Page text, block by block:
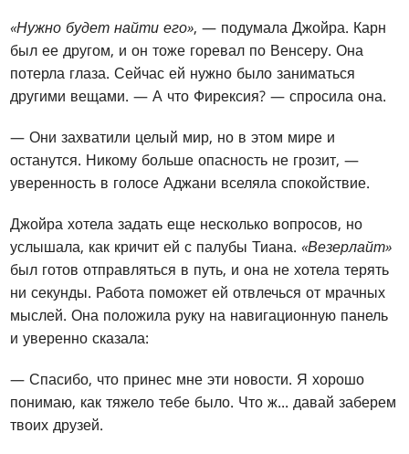
«Нужно будет найти его», — подумала Джойра. Карн
был ее другом, и он тоже горевал по Венсеру. Она
потерла глаза. Сейчас ей нужно было заниматься
другими вещами. — А что Фирексия? — спросила она.
— Они захватили целый мир, но в этом мире и
останутся. Никому больше опасность не грозит, —
уверенность в голосе Аджани вселяла спокойствие.
Джойра хотела задать еще несколько вопросов, но
услышала, как кричит ей с палубы Тиана.«Везерлайт»
был готов отправляться в путь, и она не хотела терять
ни секунды. Работа поможет ей отвлечься от мрачных
мыслей. Она положила руку на навигационную панель
и уверенно сказала:
— Спасибо, что принес мне эти новости. Я хорошо
понимаю, как тяжело тебе было. Что ж... давай заберем
твоих друзей.